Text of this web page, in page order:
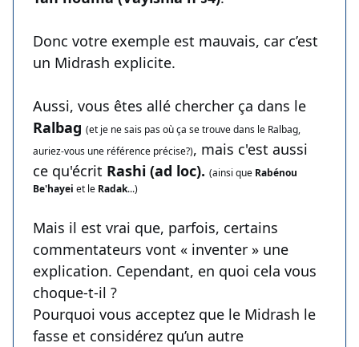
Donc votre exemple est mauvais, car c’est
un Midrash explicite.
Aussi, vous êtes allé chercher ça dans le
Ralbag (et je ne sais pas où ça se trouve dans le Ralbag,
auriez-vous une référence précise?), mais c'est aussi
ce qu'écrit Rashi (ad loc). (ainsi que Rabénou
Be'hayei et le Radak...)
Mais il est vrai que, parfois, certains
commentateurs vont « inventer » une
explication. Cependant, en quoi cela vous
choque-t-il ?
Pourquoi vous acceptez que le Midrash le
fasse et considérez qu’un autre